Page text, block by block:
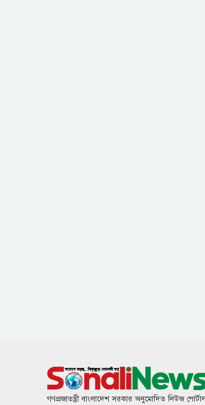
গণপ্রজাতন্ত্রী বাংলাদেশ সরকার অনুমোদিত নিউজ